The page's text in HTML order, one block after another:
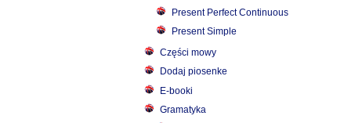
Present Perfect Continuous
Present Simple
Części mowy
Dodaj piosenke
E-booki
Gramatyka